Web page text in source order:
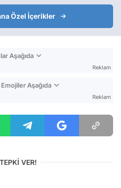
Özel İçerikler
Aşağıda
Reklam
Aşağıda
Reklam
VER!